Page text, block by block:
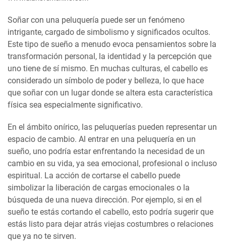
Soñar con una peluquería puede ser un fenómeno
intrigante, cargado de simbolismo y significados ocultos.
Este tipo de sueño a menudo evoca pensamientos sobre la
transformación personal, la identidad y la percepción que
uno tiene de sí mismo. En muchas culturas, el cabello es
considerado un símbolo de poder y belleza, lo que hace
que soñar con un lugar donde se altera esta característica
física sea especialmente significativo.
En el ámbito onírico, las peluquerías pueden representar un
espacio de cambio. Al entrar en una peluquería en un
sueño, uno podría estar enfrentando la necesidad de un
cambio en su vida, ya sea emocional, profesional o incluso
espiritual. La acción de cortarse el cabello puede
simbolizar la liberación de cargas emocionales o la
búsqueda de una nueva dirección. Por ejemplo, si en el
sueño te estás cortando el cabello, esto podría sugerir que
estás listo para dejar atrás viejas costumbres o relaciones
que ya no te sirven.